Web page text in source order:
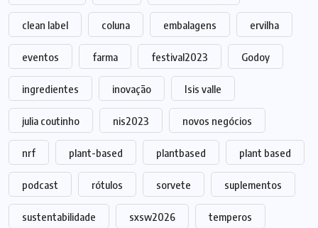
clean label coluna embalagens ervilha
eventos farma festival2023 Godoy
ingredientes inovação Isis valle
julia coutinho nis2023 novos negócios
nrf plant-based plantbased plant based
podcast rótulos sorvete suplementos
sustentabilidade sxsw2026 temperos